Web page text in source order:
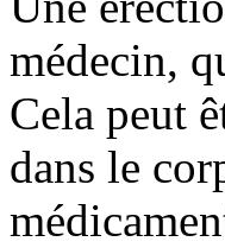
médecin,
Cela peut
dans le